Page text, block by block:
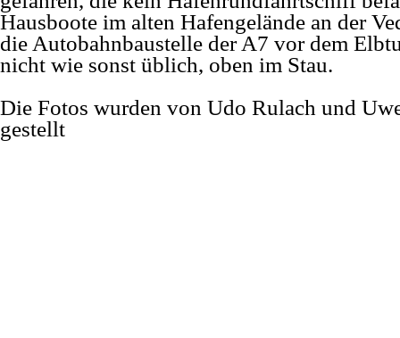
Hausboote im alten Hafengelände an der
die Autobahnbaustelle der A7 vor dem
nicht wie sonst üblich, oben im Stau.
Die Fotos wurden von Udo Rulach und
gestellt